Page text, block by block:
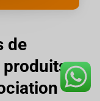
de
produits